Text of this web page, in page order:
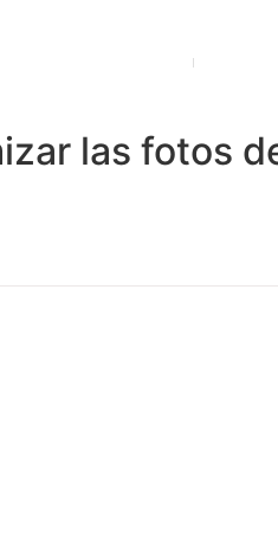
las fotos